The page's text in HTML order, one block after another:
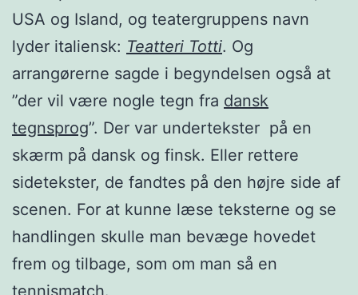
USA og Island, og teatergruppens navn
lyder italiensk: Teatteri Totti. Og
arrangørerne sagde i begyndelsen også at
”der vil være nogle tegn fra dansk
tegnsprog”. Der var undertekster på en
skærm på dansk og finsk. Eller rettere
sidetekster, de fandtes på den højre side af
scenen. For at kunne læse teksterne og se
handlingen skulle man bevæge hovedet
frem og tilbage, som om man så en
tennismatch.